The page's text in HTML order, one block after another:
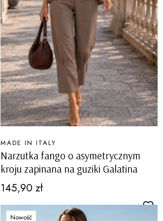
Narzutka fango o asymetrycznym
kroju zapinana na guziki Galatina
PRODUCENT
MADE IN ITALY
Cena
145,90 zł
Nowość